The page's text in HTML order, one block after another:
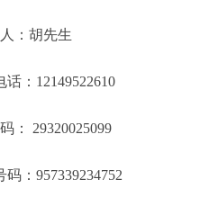
：胡先生
话：12149522610
： 29320025099
码：957339234752